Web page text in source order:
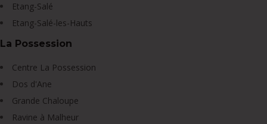
Etang-Salé
Etang-Salé-les-Hauts
La Possession
Centre La Possession
Dos d'Ane
Grande Chaloupe
Ravine à Malheur